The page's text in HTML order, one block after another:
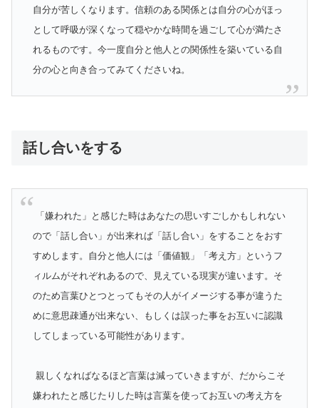
自分が苦しくなります。信頼のある関係とは自分の心がほっ
として呼吸が深くなって穏やかな時間を過ごして心が満たさ
れるものです。今一度自分と他人との関係性を築いている自
分の心と向き合ってみてくださいね。
話し合いをする
「嫌われた」と感じた時はあなたの思いすごしかもしれない
ので「話し合い」が出来れば「話し合い」をすることをおす
すめします。自分と他人には「価値観」「考え方」というフ
ィルムがそれぞれあるので、見えている現実が違います。そ
のため言葉ひとつとってもその人がイメージする事が違うた
めに意思疎通が出来ない、もしくは誤った事をお互いに認識
してしまっている可能性があります。
親しくなればなるほど言葉は減っていきますが、だからこそ
嫌われたと感じたりした時は言葉を使ってお互いの考え方を